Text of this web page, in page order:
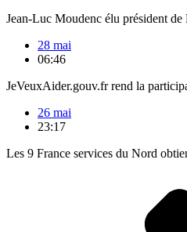
Jean-Luc Moudenc élu président de
28 mai
06:46
JeVeuxAider.gouv.fr rend la
26 mai
23:17
Les 9 France services du Nord